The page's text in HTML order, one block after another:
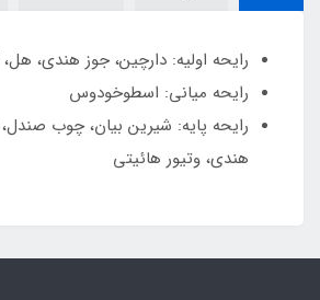
رایحه اولیه: دارچین، جوز هندی،
رایحه میانی: اسطوخودوس
رایحه پایه: شیرین بیان، چوب صندل،
هندی، وتیور هائیتی